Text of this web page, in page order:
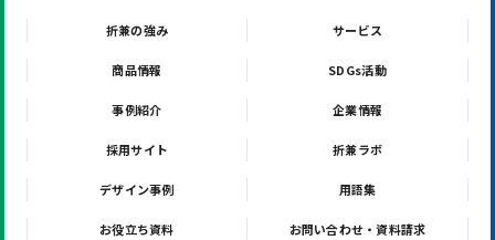
折兼の強み サービス
商品情報 SDGs活動
事例紹介 企業情報
採用サイト 折兼ラボ
デザイン事例 用語集
お役立ち資料 お問い合わせ・資料請求